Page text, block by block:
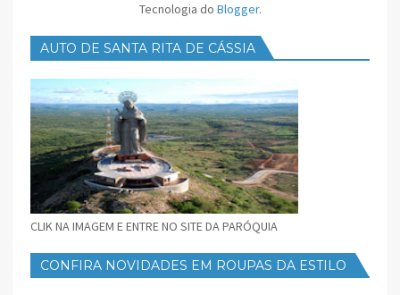
Tecnologia do Blogger.
AUTO DE SANTA RITA DE CÁSSIA
CLIK NA IMAGEM E ENTRE NO SITE DA PARÓQUIA
CONFIRA NOVIDADES EM ROUPAS DA ESTILO